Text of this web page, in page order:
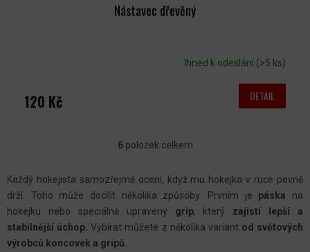
Nástavec dřevěný
Ihned k odeslání (>5 ks)
120 Kč DETAIL
V
L
Á
D
6položek celkem
Každý hokejista samozřejmě ocení, když mu hokejka v ruce pevně
drží. Toho může docílit několika způsoby. Prvním je páska na
hokejku nebo speciálně upravený grip, který zajistí lepší a
stabilnější úchop. Vybírat můžete z několika variant od světových
výrobců koncovek a gripů.